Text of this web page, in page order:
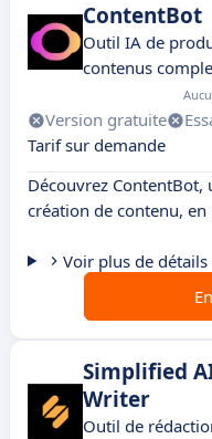
ContentBot
Outil IA de
contenus
Version gratuite
Tarif sur demande
Découvrez
création de contenu,
Voir plus de détails
Simplified
Writer
Outil de